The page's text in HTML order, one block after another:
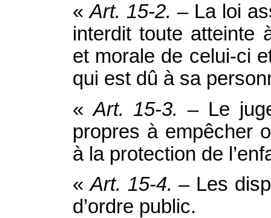
«Art. 15‑2. – La loi
interdit toute atteinte
et morale de celui-ci
qui est dû à sa
«Art. 15‑3. – Le
propres à empêcher
à la protection de
«Art. 15‑4. – Les
d’ordre public.